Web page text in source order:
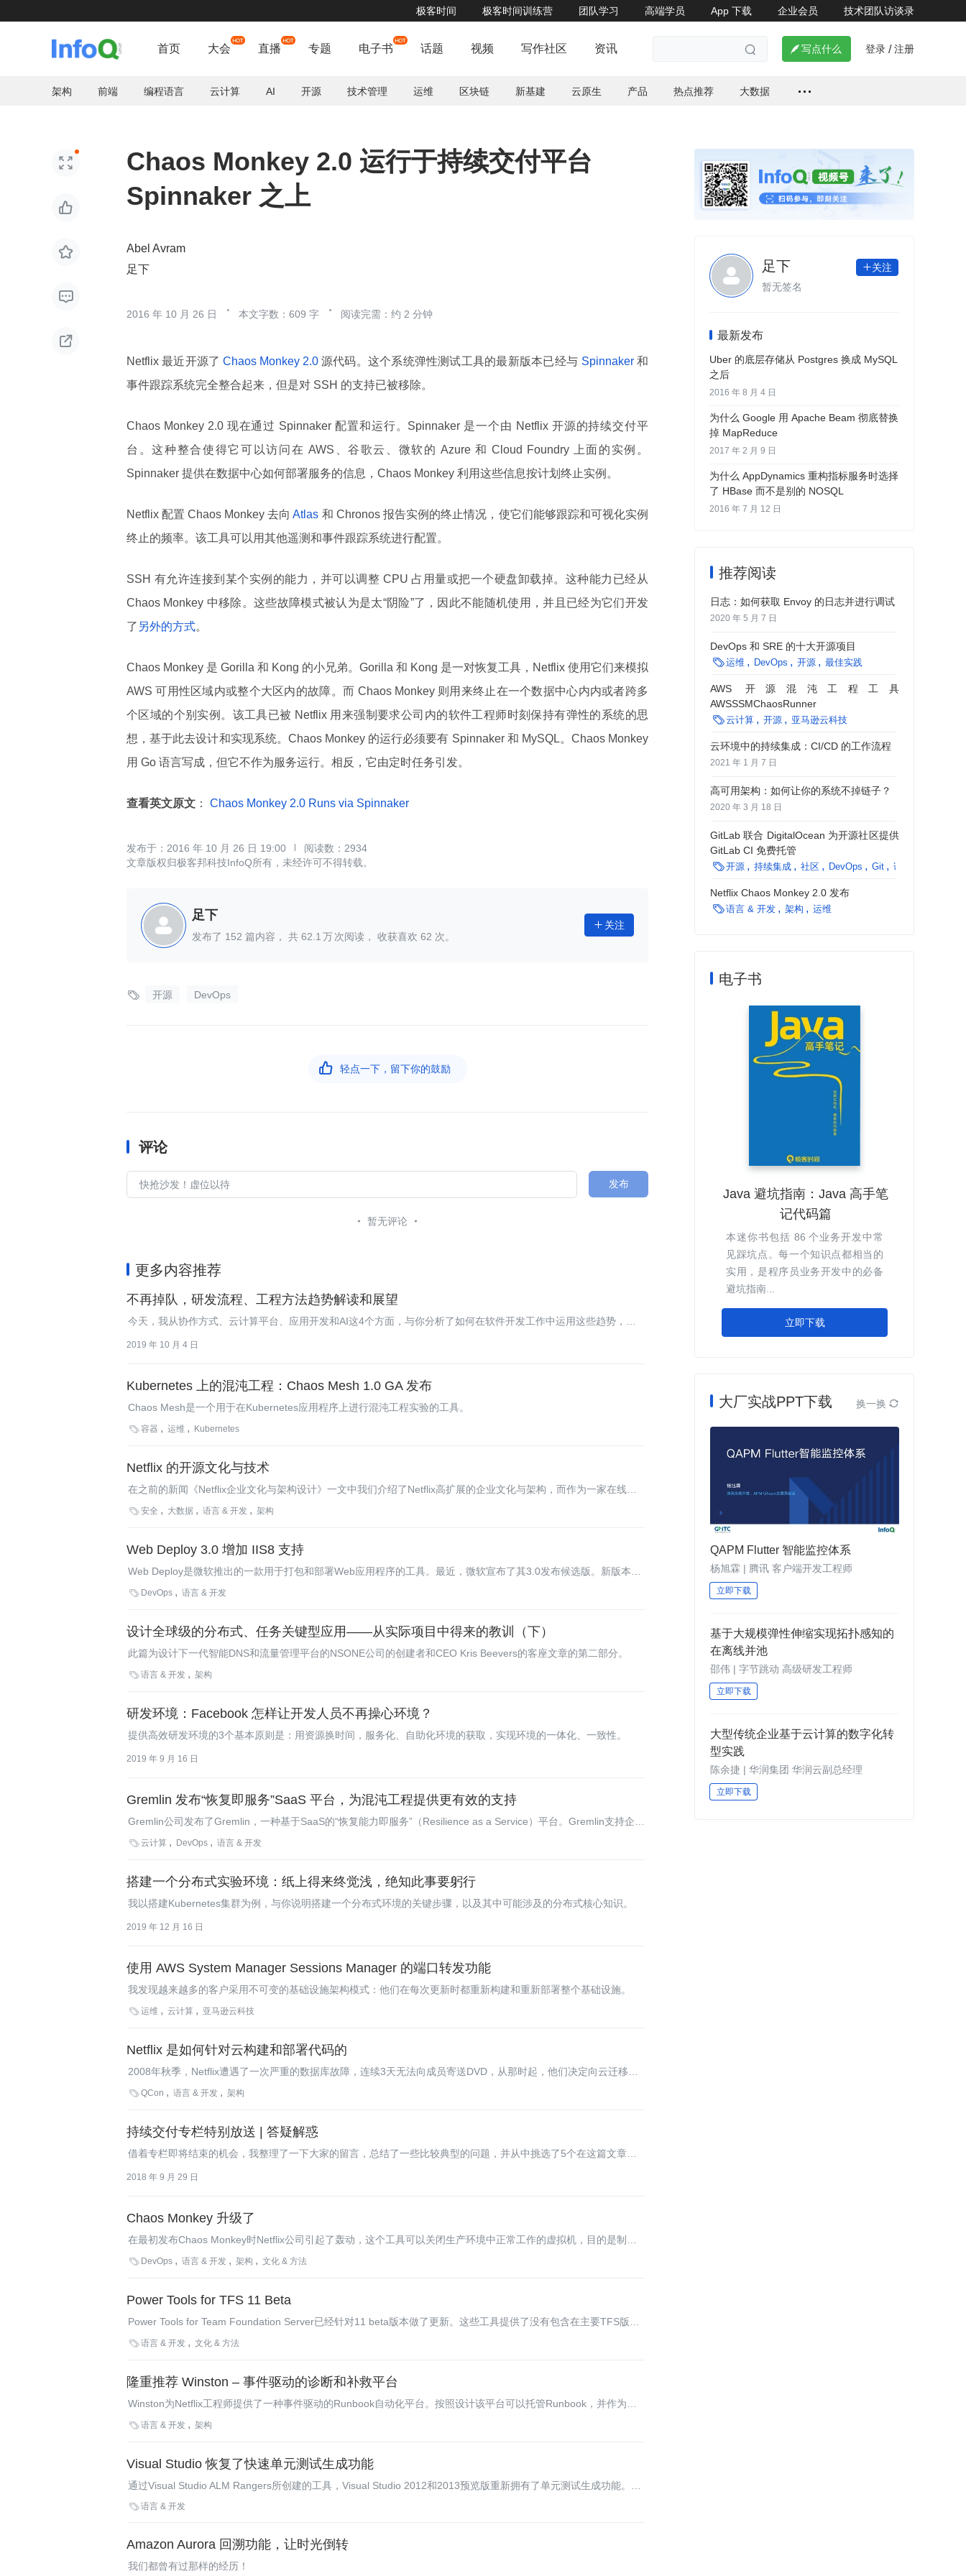
极客时间 极客时间训练营 团队学习 高端学员 App 下载 企业会员 技术团队访谈录
春争日，夏争时，扫码抽取夏日礼包！！！
首页 大会 直播 专题 电子书 话题 视频 写作社区 资讯   写点什么 登录 / 注册
架构 前端 编程语言 云计算 AI 开源 技术管理 运维 区块链 新基建 云原生 产品 热点推荐 大数据





Chaos Monkey 2.0 运行于持续交付平台
Spinnaker 之上
Abel Avram
足下
2016 年 10 月 26 日 本文字数：609 字 阅读完需：约 2 分钟
Netflix 最近开源了 Chaos Monkey 2.0 源代码。这个系统弹性测试工具的最新版本已经与 Spinnaker 和
事件跟踪系统完全整合起来，但是对 SSH 的支持已被移除。
Chaos Monkey 2.0 现在通过 Spinnaker 配置和运行。Spinnaker 是一个由 Netflix 开源的持续交付平
台。这种整合使得它可以访问在 AWS、谷歌云、微软的 Azure 和 Cloud Foundry 上面的实例。
Spinnaker 提供在数据中心如何部署服务的信息，Chaos Monkey 利用这些信息按计划终止实例。
Netflix 配置 Chaos Monkey 去向 Atlas 和 Chronos 报告实例的终止情况，使它们能够跟踪和可视化实例
终止的频率。该工具可以用其他遥测和事件跟踪系统进行配置。
SSH 有允许连接到某个实例的能力，并可以调整 CPU 占用量或把一个硬盘卸载掉。这种能力已经从
Chaos Monkey 中移除。这些故障模式被认为是太“阴险”了，因此不能随机使用，并且已经为它们开发
了 另外的方式。
Chaos Monkey 是 Gorilla 和 Kong 的小兄弟。Gorilla 和 Kong 是一对恢复工具，Netflix 使用它们来模拟
AWS 可用性区域内或整个大区内的故障。而 Chaos Monkey 则用来终止在一个数据中心内内或者跨多
个区域的个别实例。该工具已被 Netflix 用来强制要求公司内的软件工程师时刻保持有弹性的系统的思
想，基于此去设计和实现系统。Chaos Monkey 的运行必须要有 Spinnaker 和 MySQL。Chaos Monkey
用 Go 语言写成，但它不作为服务运行。相反，它由定时任务引发。
查看英文原文 ： Chaos Monkey 2.0 Runs via Spinnaker
2016 年 10 月 26 日 19:00
2934
文章版权归极客邦科技InfoQ所有，未经许可不得转载。
足下
发布了 152 篇内容， 共 62.1 次阅读， 收获喜欢 62 次。
 关注
 开源 DevOps
 轻点一下，留下你的鼓励
评论
发布
暂无评论
更多内容推荐
不再掉队，研发流程、工程方法趋势解读和展望
今天，我从协作方式、云计算平台、应用开发和AI这4个方面，与你分析了如何在软件开发工作中运用这些趋势，去
2019 年 10 月 4 日
Kubernetes 上的混沌工程：Chaos Mesh 1.0 GA 发布
Chaos Mesh是一个用于在Kubernetes应用程序上进行混沌工程实验的工具。
容器 运维 Kubernetes
Netflix 的开源文化与技术
在之前的新闻《Netflix企业文化与架构设计》一文中我们介绍了Netflix高扩展的企业文化与架构，而作为一家在线影
片租赁提供商Netflix之所以能够在如此大量的用户、海量的数据、复杂的拓扑结构下取得成功，离不开其背后的开源
文化与技术。Netflix利用开源或者自己开发的技术，让公司能够在分布于全世界50多个国家的服务器上进行持续地构
和安全审计保护用户的隐私和数据，下面就让我们来盘点一下Netflix所使用或贡献的开源技术。
安全 大数据 语言 & 开发 架构
Web Deploy 3.0 增加 IIS8 支持
Web Deploy是微软推出的一款用于打包和部署Web应用程序的工具。最近，微软宣布了其3.0发布候选版。新版本包
括支持Windows Server 8上的IIS8、PowerShell cmdlets以及自动化备份。
 DevOps 语言 & 开发
设计全球级的分布式、任务关键型应用——从实际项目中得来的教训（下）
此篇为设计下一代智能DNS和流量管理平台的NSONE公司的创建者和CEO Kris Beevers的客座文章的第二部分。
语言 & 开发 架构
研发环境：Facebook 怎样让开发人员不再操心环境？
提供高效研发环境的3个基本原则是：用资源换时间，服务化、自助化环境的获取，实现环境的一体化、一致性。
2019 年 9 月 16 日
Gremlin 发布“恢复即服务”SaaS 平台，为混沌工程提供更有效的支持
Gremlin公司发布了Gremlin，一种基于SaaS的“恢复能力即服务”（Resilience as a Service）平台。Gremlin支持企业
通过“按需破坏系统”开展混沌（Choas）实验，这样有助于在应用发生停机故障前预防问题的发生。Gremlin使得企业
可以在所管理的基础设施中注入一些受控的资源、网络和状态故障，以便工程师查看在此类故障条件下系统的运作行
云计算 DevOps 语言 & 开发
搭建一个分布式实验环境：纸上得来终觉浅，绝知此事要躬行
我以搭建Kubernetes集群为例，与你说明搭建一个分布式环境的关键步骤，以及其中可能涉及的分布式核心知识。
2019 年 12 月 16 日
使用 AWS System Manager Sessions Manager 的端口转发功能
我发现越来越多的客户采用不可变的基础设施架构模式：他们在每次更新时都重新构建和重新部署整个基础设施。
运维 云计算 亚马逊云科技
Netflix 是如何针对云构建和部署代码的
2008年秋季，Netflix遭遇了一次严重的数据库故障，连续3天无法向成员寄送DVD，从那时起，他们决定向云迁移。
今年2月，Netflix宣布完成了向云的迁移。与之相应的是，Netflix的开发工作也要针对上云做很多工作。那么，Netflix
的代码在部署到云上之前，是如何构建的呢？
QCon 语言 & 开发 架构
持续交付专栏特别放送 | 答疑解惑
借着专栏即将结束的机会，我整理了一下大家的留言，总结了一些比较典型的问题，并从中挑选了5个在这篇文章中
2018 年 9 月 29 日
Chaos Monkey 升级了
在最初发布Chaos Monkey时Netflix公司引起了轰动，这个工具可以关闭生产环境中正常工作的虚拟机，目的是制造
故障，借以提高系统的弹性。Rags Srinivas就最近Chaos Monkey的升级采访了Netflix公司的Lorin Hochstein。
 DevOps 语言 & 开发 架构 文化 & 方法
Power Tools for TFS 11 Beta
Power Tools for Team Foundation Server已经针对11 beta版本做了更新。这些工具提供了没有包含在主要TFS版本
中的重要功能，其中包括对PowerShell的支持、Windows Shell扩展以及修改过程模板的功能。
语言 & 开发 文化 & 方法
隆重推荐 Winston – 事件驱动的诊断和补救平台
Winston为Netflix工程师提供了一种事件驱动的Runbook自动化平台。按照设计该平台可以托管Runbook，并作为对
警报等运维事件的响应运行这些Runbook。Winston的目标是为开发者提供Tier-1支持，帮助开发者免除重复的诊断和
补救任务，在遇到相关事件后自动执行必要操作。
语言 & 开发 架构
Visual Studio 恢复了快速单元测试生成功能
通过Visual Studio ALM Rangers所创建的工具，Visual Studio 2012和2013预览版重新拥有了单元测试生成功能。支
持多种单元测试框架，同时支持C#/VB.NET。
语言 & 开发
Amazon Aurora 回溯功能，让时光倒转
我们都曾有过那样的经历！
足下 关注
暂无签名
最新发布
Uber 的底层存储从 Postgres 换成 MySQL
之后
2016 年 8 月 4 日
为什么 Google 用 Apache Beam 彻底替换
掉 MapReduce
2017 年 2 月 9 日
为什么 AppDynamics 重构指标服务时选择
了 HBase 而不是别的 NOSQL
2016 年 7 月 12 日
推荐阅读
日志：如何获取 Envoy 的日志并进行调试
2020 年 5 月 7 日
DevOps 和 SRE 的十大开源项目
运维 DevOps 开源 最佳实践
AWS 开源混沌工程工具
AWSSSMChaosRunner
云计算 开源 亚马逊云科技
云环境中的持续集成：CI/CD 的工作流程
2021 年 1 月 7 日
高可用架构：如何让你的系统不掉链子？
2020 年 3 月 18 日
GitLab 联合 DigitalOcean 为开源社区提供
GitLab CI 免费托管
开源 持续集成 社区 DevOps Git 语言 & 开发
Netflix Chaos Monkey 2.0 发布
语言 & 开发 架构 运维
电子书
Java 避坑指南：Java 高手笔
记代码篇
本迷你书包括 86 个业务开发中常
见踩坑点。每一个知识点都相当的
实用，是程序员业务开发中的必备
避坑指南...
立即下载
大厂实战PPT下载 换一换 
QAPM Flutter 智能监控体系
杨旭霖 | 腾讯 客户端开发工程师
立即下载
基于大规模弹性伸缩实现拓扑感知的
在离线并池
邵伟 | 字节跳动 高级研发工程师
立即下载
大型传统企业基于云计算的数字化转
型实践
陈余捷 | 华润集团 华润云副总经理
立即下载